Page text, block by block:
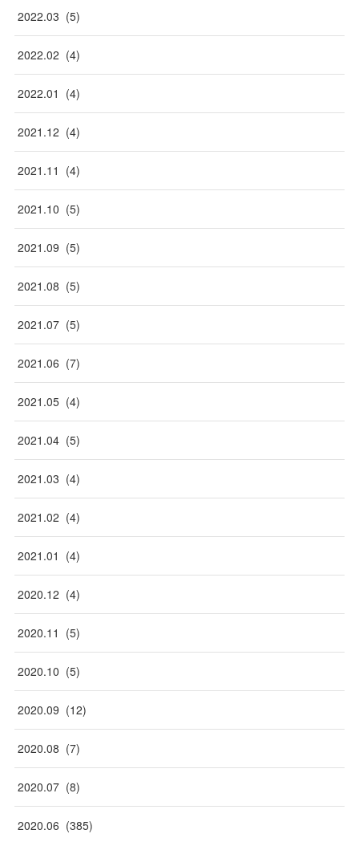
2022.03 (5)
2022.02 (4)
2022.01 (4)
2021 .12 (4)
2021 .11 (4)
2021 .10 (5)
2021 .09 (5)
2021 .08 (5)
2021 .07 (5)
2021 .06 (7)
2021 .05 (4)
2021 .04 (5)
2021 .03 (4)
2021 .02 (4)
2021 .01 (4)
2020.12 (4)
2020.11 (5)
2020.10 (5)
2020.09 (12)
2020.08 (7)
2020.07 (8)
2020.06 (385)